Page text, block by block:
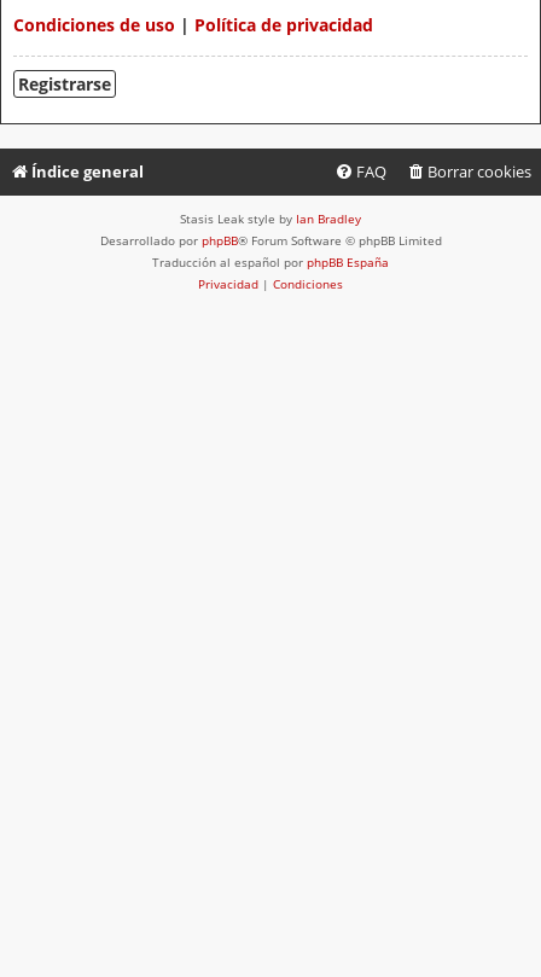
Condiciones de uso | Política de privacidad
Registrarse
Índice general Borrar cookies
FAQ
Stasis Leak style by Ian Bradley
Desarrollado por phpBB® Forum Software © phpBB Limited
Traducción al español por phpBB España
Privacidad | Condiciones